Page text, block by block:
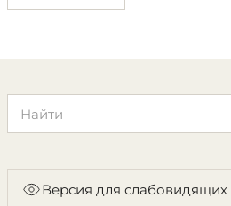
Версия для слабовидящих